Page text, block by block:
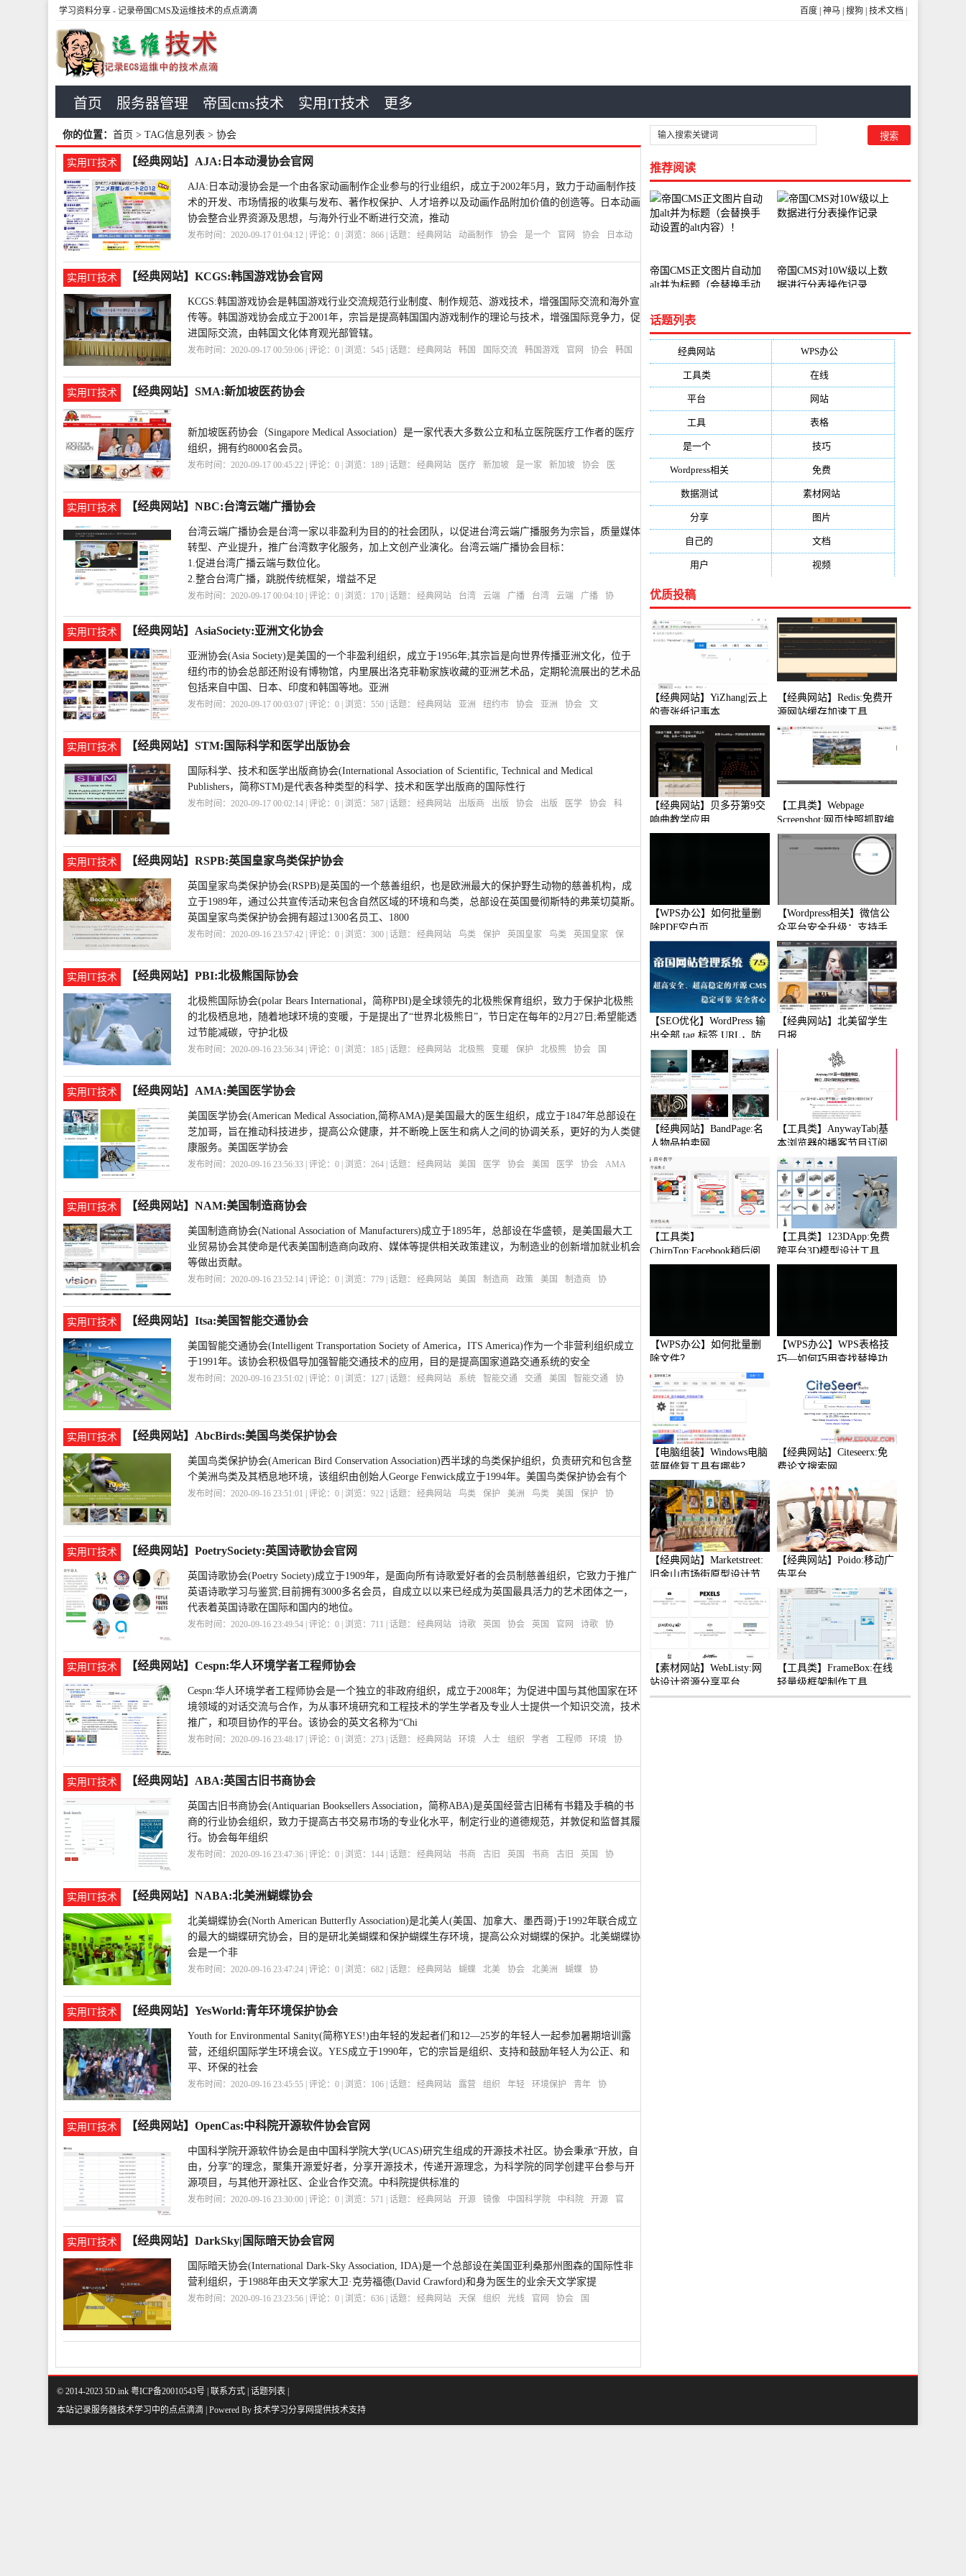
百度 神马 搜狗 技术文档
学习资料分享 - 记录帝国CMS及运维技术的点点滴滴
首页 服务器管理 帝国cms技术 实用IT技术 更多
你的位置： 首页 > TAG信息列表 > 协会
实用IT技术 【经典网站】AJA:日本动漫协会官网
AJA:日本动漫协会是一个由各家动画制作企业参与的行业组织，成立于2002年5月，致力于动画制作技
术的开发、市场情报的收集与发布、著作权保护、人才培养以及动画作品附加价值的创造等。日本动画
协会整合业界资源及思想，与海外行业不断进行交流，推动
发布时间：2020-09-17 01:04:12 | 评论：0 | 浏览：866 | 话题： 经典网站 动画制作 协会 是一个 官网 协会
日本动
实用IT技术 【经典网站】KCGS:韩国游戏协会官网
KCGS:韩国游戏协会是韩国游戏行业交流规范行业制度、制作规范、游戏技术，增强国际交流和海外宣
传等。韩国游戏协会成立于2001年，宗旨是提高韩国国内游戏制作的理论与技术，增强国际竞争力，促
进国际交流，由韩国文化体育观光部管辖。
发布时间：2020-09-17 00:59:06 | 评论：0 | 浏览：545 | 话题： 经典网站 韩国 国际交流 韩国游戏 官网 协会
韩国
实用IT技术 【经典网站】SMA:新加坡医药协会
新加坡医药协会（Singapore Medical Association）是一家代表大多数公立和私立医院医疗工作者的医疗
组织，拥有约8000名会员。
发布时间：2020-09-17 00:45:22 | 评论：0 | 浏览： 189 | 话题： 经典网站 医疗 新加坡 是一家 新加坡 协会
医
实用IT技术 【经典网站】NBC:台湾云端广播协会
台湾云端广播协会是台湾一家以非盈利为目的的社会团队，以促进台湾云端广播服务为宗旨，质量媒体
转型、产业提升，推广台湾数字化服务，加上文创产业演化。台湾云端广播协会目标：
1.促进台湾广播云端与数位化。
2.整合台湾广播，跳脱传统框架，增益不足
发布时间：2020-09-17 00:04:10 | 评论：0 | 浏览： 170 | 话题： 经典网站 台湾 云端 广播 台湾 云端 广播
协
会
NBC
实用IT技术 【经典网站】AsiaSociety:亚洲文化协会
亚洲协会(Asia Society)是美国的一个非盈利组织，成立于1956年;其宗旨是向世界传播亚洲文化，位于
纽约市的协会总部还附设有博物馆，内里展出洛克菲勒家族收藏的亚洲艺术品，定期轮流展出的艺术品
包括来自中国、日本、印度和韩国等地。亚洲
发布时间：2020-09-17 00:03:07 | 评论：0 | 浏览：550 | 话题： 经典网站 亚洲 纽约市 协会 亚洲 协会
文
实用IT技术 【经典网站】STM:国际科学和医学出版协会
国际科学、技术和医学出版商协会(International Association of Scientific, Technical and Medical
Publishers，简称STM)是代表各种类型的科学、技术和医学出版商的国际性行
发布时间：2020-09-17 00:02:14 | 评论：0 | 浏览：587 | 话题： 经典网站 出版商 出版 协会 出版 医学 协会
科
实用IT技术 【经典网站】RSPB:英国皇家鸟类保护协会
英国皇家鸟类保护协会(RSPB)是英国的一个慈善组织，也是欧洲最大的保护野生动物的慈善机构，成
立于1989年，通过公共宣传活动来包含自然区域的环境和鸟类，总部设在英国曼彻斯特的弗莱切莫斯。
英国皇家鸟类保护协会拥有超过1300名员工、1800
发布时间：2020-09-16 23:57:42 | 评论：0 | 浏览：300 | 话题： 经典网站 鸟类 保护 英国皇家 鸟类 英国皇家
保
实用IT技术 【经典网站】PBI:北极熊国际协会
北极熊国际协会(polar Bears International，简称PBI)是全球领先的北极熊保育组织，致力于保护北极熊
的北极栖息地，随着地球环境的变暖，于是提出了“世界北极熊日”，节日定在每年的2月27日;希望能透
过节能减碳，守护北极
发布时间：2020-09-16 23:56:34 | 评论：0 | 浏览： 185 | 话题： 经典网站 北极熊 变暖 保护 北极熊 协会
国
实用IT技术 【经典网站】AMA:美国医学协会
美国医学协会(American Medical Association,简称AMA)是美国最大的医生组织，成立于1847年总部设在
芝加哥，旨在推动科技进步，提高公众健康，并不断晚上医生和病人之间的协调关系，更好的为人类健
康服务。美国医学协会
发布时间：2020-09-16 23:56:33 | 评论：0 | 浏览：264 | 话题： 经典网站 美国 医学 协会 美国 医学 协会 AMA
实用IT技术 【经典网站】NAM:美国制造商协会
美国制造商协会(National Association of Manufacturers)成立于1895年，总部设在华盛顿，是美国最大工
业贸易协会其使命是代表美国制造商向政府、媒体等提供相关政策建议，为制造业的创新增加就业机会
等做出贡献。
发布时间：2020-09-16 23:52:14 | 评论：0 | 浏览： 779 | 话题： 经典网站 美国 制造商 政策 美国 制造商
协
实用IT技术 【经典网站】Itsa:美国智能交通协会
美国智能交通协会(Intelligent Transportation Society of America，ITS America)作为一个非营利组织成立
于1991年。该协会积极倡导加强智能交通技术的应用，目的是提高国家道路交通系统的安全
发布时间：2020-09-16 23:51:02 | 评论：0 | 浏览： 127 | 话题： 经典网站 系统 智能交通 交通 美国 智能交通
协
实用IT技术 【经典网站】AbcBirds:美国鸟类保护协会
美国鸟类保护协会(American Bird Conservation Association)西半球的鸟类保护组织，负责研究和包含整
个美洲鸟类及其栖息地环境，该组织由创始人George Fenwick成立于1994年。美国鸟类保护协会有个
发布时间：2020-09-16 23:51:01 | 评论：0 | 浏览：922 | 话题： 经典网站 鸟类 保护 美洲 鸟类 美国 保护
协
实用IT技术 【经典网站】PoetrySociety:英国诗歌协会官网
英国诗歌协会(Poetry Society)成立于1909年，是面向所有诗歌爱好者的会员制慈善组织，它致力于推广
英语诗歌学习与鉴赏;目前拥有3000多名会员，自成立以以来已经成为英国最具活力的艺术团体之一，
代表着英国诗歌在国际和国内的地位。
发布时间：2020-09-16 23:49:54 | 评论：0 | 浏览： 711 | 话题： 经典网站 诗歌 英国 协会 英国 官网 诗歌
协
实用IT技术 【经典网站】Cespn:华人环境学者工程师协会
Cespn:华人环境学者工程师协会是一个独立的非政府组织，成立于2008年；为促进中国与其他国家在环
境领域的对话交流与合作，为从事环境研究和工程技术的学生学者及专业人士提供一个知识交流，技术
推广，和项目协作的平台。该协会的英文名称为“Chi
发布时间：2020-09-16 23:48:17 | 评论：0 | 浏览：273 | 话题： 经典网站 环境 人士 组织 学者 工程师 环境
协
实用IT技术 【经典网站】ABA:英国古旧书商协会
英国古旧书商协会(Antiquarian Booksellers Association，简称ABA)是英国经营古旧稀有书籍及手稿的书
商的行业协会组织，致力于提高古书交易市场的专业化水平，制定行业的道德规范，并敦促和监督其履
行。协会每年组织
发布时间：2020-09-16 23:47:36 | 评论：0 | 浏览： 144 | 话题： 经典网站 书商 古旧 英国 书商 古旧 英国
协
实用IT技术 【经典网站】NABA:北美洲蝴蝶协会
北美蝴蝶协会(North American Butterfly Association)是北美人(美国、加拿大、墨西哥)于1992年联合成立
的最大的蝴蝶研究协会，目的是研北美蝴蝶和保护蝴蝶生存环境，提高公众对蝴蝶的保护。北美蝴蝶协
会是一个非
发布时间：2020-09-16 23:47:24 | 评论：0 | 浏览：682 | 话题： 经典网站 蝴蝶 北美 协会 北美洲 蝴蝶
协
实用IT技术 【经典网站】YesWorld:青年环境保护协会
Youth for Environmental Sanity(简称YES!)由年轻的发起者们和12—25岁的年轻人一起参加暑期培训露
营，还组织国际学生环境会议。YES成立于1990年，它的宗旨是组织、支持和鼓励年轻人为公正、和
平、环保的社会
发布时间：2020-09-16 23:45:55 | 评论：0 | 浏览： 106 | 话题： 经典网站 露营 组织 年轻 环境保护 青年
协
实用IT技术 【经典网站】OpenCas:中科院开源软件协会官网
中国科学院开源软件协会是由中国科学院大学(UCAS)研究生组成的开源技术社区。协会秉承“开放，自
由，分享”的理念，聚集开源爱好者，分享开源技术，传递开源理念，为科学院的同学创建平台参与开
源项目，与其他开源社区、企业合作交流。中科院提供标准的
发布时间：2020-09-16 23:30:00 | 评论：0 | 浏览：571 | 话题： 经典网站 开源 镜像 中国科学院 中科院 开源
官
实用IT技术 【经典网站】DarkSky|国际暗天协会官网
国际暗天协会(International Dark-Sky Association, IDA)是一个总部设在美国亚利桑那州图森的国际性非
营利组织，于1988年由天文学家大卫·克劳福德(David Crawford)和身为医生的业余天文学家提
发布时间：2020-09-16 23:23:56 | 评论：0 | 浏览：636 | 话题： 经典网站 天保 组织 光线 官网 协会
国
推荐阅读
帝国CMS正文图片自动加
alt并为标题（会替换手动
帝国CMS对10W级以上数
据进行分表操作记录
话题列表
经典网站 WPS办公(2513)
工具类(1994) 在线(1987)
平台 网站(1170)
工具 表格(1052)
是一个(1026) 技巧
Wordpress相关(851) 免费
数据测试(788) 素材网站
分享(676) 图片
自己的 文档
用户 视频
优质投稿
【经典网站】YiZhang|云上
的壹张纸记事本
【经典网站】Redis:免费开
源网站缓存加速工具
【经典网站】贝多芬第9交
响曲教学应用
【工具类】Webpage
Screenshot:网页快照抓取编
辑工具
【WPS办公】如何批量删
除PDF空白页
【Wordpress相关】微信公
众平台安全升级：支持手
机保护
【SEO优化】WordPress 输
出全部 tag 标签 URL，防
止中文转码
【经典网站】北美留学生
日报
【经典网站】BandPage:名
人物品拍卖网
【工具类】AnywayTab|基
本浏览器的播客节目订阅
【工具类】
ChirpTop:Facebook稍后阅
读工具
【工具类】123DApp:免费
跨平台3D模型设计工具
【WPS办公】如何批量删
除文件？
【WPS办公】WPS表格技
巧—如何巧用查找替换功
【电脑组装】Windows电脑
蓝屏修复工具有哪些？
【经典网站】Citeseerx:免
费论文搜索网
【经典网站】Marketstreet:
旧金山市场街原型设计节
【经典网站】Poido:移动广
告平台
【素材网站】WebListy:网
站设计资源分享平台
【工具类】FrameBox:在线
轻量级框架制作工具
© 2014-2023 5D.ink 粤ICP备20010543号 联系方式 话题列表
本站记录服务器技术学习中的点点滴滴 | Powered By 技术学习分享网提供技术支持